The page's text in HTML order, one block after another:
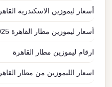
أسعار ليموزين الاسكندرية القاهرة
أسعار ليموزين مطار القاهرة 2025
ارقام ليموزين مطار القاهرة
اسعار الليموزين من مطار القاهرة